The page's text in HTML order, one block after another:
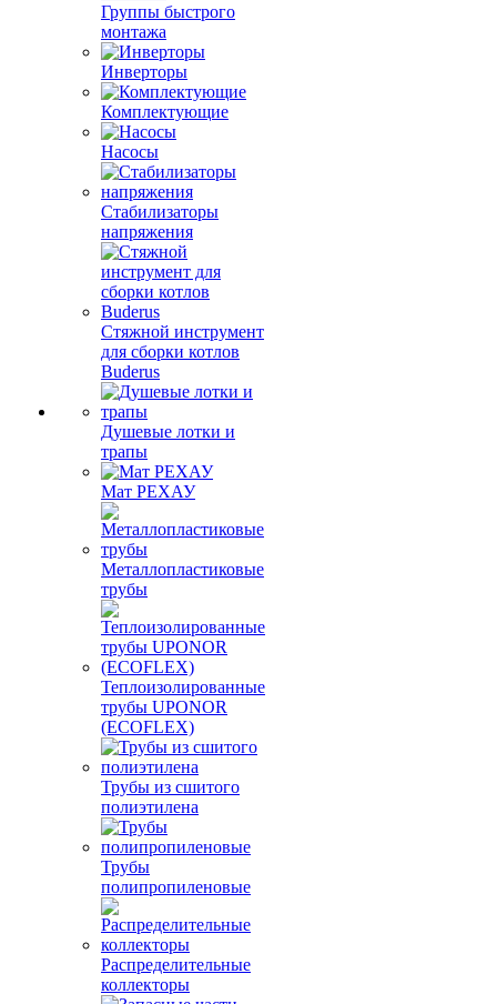
Группы быстрого
монтажа
Инверторы
Комплектующие
Насосы
Стабилизаторы
напряжения
Стяжной инструмент
для сборки котлов
Buderus
Душевые лотки и
трапы
Мат РЕХАУ
Металлопластиковые
трубы
Теплоизолированные
трубы UPONOR
(ECOFLEX)
Трубы из сшитого
полиэтилена
Трубы
полипропиленовые
Распределительные
коллекторы